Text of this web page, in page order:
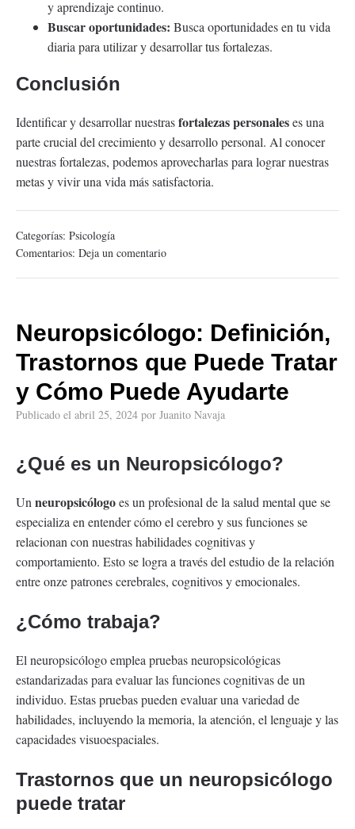
y aprendizaje continuo.
Buscar oportunidades: Busca oportunidades en tu vida
diaria para utilizar y desarrollar tus fortalezas.
Conclusión
Identificar y desarrollar nuestrasfortalezas personaleses una
parte crucial del crecimiento y desarrollo personal. Al conocer
nuestras fortalezas, podemos aprovecharlas para lograr nuestras
metas y vivir una vida más satisfactoria.
Categorías: Psicología
Comentarios: Deja un comentario
Neuropsicólogo: Definición,
Trastornos que Puede Tratar
y Cómo Puede Ayudarte
Publicado el abril 25, 2024 por Juanito Navaja
¿Qué es un Neuropsicólogo?
Un neuropsicólogoes un profesional de la salud mental que se
especializa en entender cómo el cerebro y sus funciones se
relacionan con nuestras habilidades cognitivas y
comportamiento. Esto se logra a través del estudio de la relación
entre onze patrones cerebrales, cognitivos y emocionales.
¿Cómo trabaja?
El neuropsicólogo emplea pruebas neuropsicológicas
estandarizadas para evaluar las funciones cognitivas de un
individuo. Estas pruebas pueden evaluar una variedad de
habilidades, incluyendo la memoria, la atención, el lenguaje y las
capacidades visuoespaciales.
Trastornos que un neuropsicólogo
puede tratar